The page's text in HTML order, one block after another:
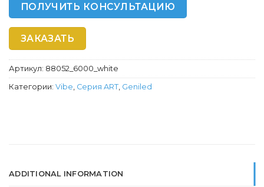
ПОЛУЧИТЬ КОНСУЛЬТАЦИЮ
ЗАКАЗАТЬ
Артикул: 88052_6000_white
Категории: Vibe Серия ART Geniled
ADDITIONAL INFORMATION